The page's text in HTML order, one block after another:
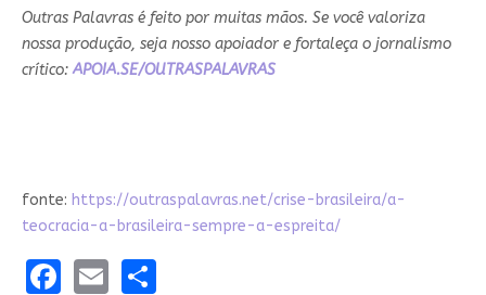
Outras Palavras é feito por muitas mãos. Se você valoriza
nossa produção, seja nosso apoiador e fortaleça o jornalismo
crítico: APOIA.SE/OUTRASPALAVRAS
fonte: https://outraspalavras.net/crise-brasileira/a-
teocracia-a-brasileira-sempre-a-espreita/
Facebook
EmailShare